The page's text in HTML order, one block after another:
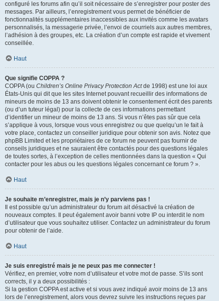
configuré les forums afin qu’il soit nécessaire de s’enregistrer pour poster des
messages. Par ailleurs, l’enregistrement vous permet de bénéficier de
fonctionnalités supplémentaires inaccessibles aux invités comme les avatars
personnalisés, la messagerie privée, l’envoi de courriels aux autres membres,
l’adhésion à des groupes, etc. La création d’un compte est rapide et vivement
conseillée.
Haut
Que signifie COPPA ?
COPPA (ou Children’s Online Privacy Protection Actde 1998) est une loi aux
États-Unis qui dit que les sites Internet pouvant recueillir des informations de
mineurs de moins de 13 ans doivent obtenir le consentement écrit des parents
(ou d’un tuteur légal) pour la collecte de ces informations permettant
d’identifier un mineur de moins de 13 ans. Si vous n’êtes pas sûr que cela
s’applique à vous, lorsque vous vous enregistrez ou que quelqu’un le fait à
votre place, contactez un conseiller juridique pour obtenir son avis. Notez que
phpBB Limited et les propriétaires de ce forum ne peuvent pas fournir de
conseils juridiques et ne sauraient être contactés pour des questions légales
de toutes sortes, à l’exception de celles mentionnées dans la question « Qui
contacter pour les abus ou les questions légales concernant ce forum ? ».
Haut
Je souhaite m’enregistrer, mais je n’y parviens pas !
Il est possible qu’un administrateur du forum ait désactivé la création de
nouveaux comptes. Il peut également avoir banni votre IP ou interdit le nom
d’utilisateur que vous souhaitez utiliser. Contactez un administrateur du forum
pour obtenir de l’aide.
Haut
Je suis enregistré mais je ne peux pas me connecter !
Vérifiez, en premier, votre nom d’utilisateur et votre mot de passe. S’ils sont
corrects, il y a deux possibilités :
Si la gestion COPPA est active et si vous avez indiqué avoir moins de 13 ans
lors de l’enregistrement, alors vous devrez suivre les instructions reçues par